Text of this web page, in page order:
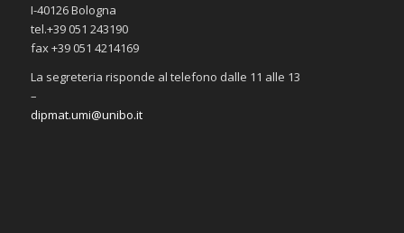
I-40126 Bologna
tel.+39 051 243190
fax +39 051 4214169
La segreteria risponde al telefono dalle 11 alle 13
–
dipmat.umi@unibo.it